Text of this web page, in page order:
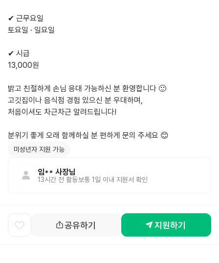
✔ 근무요일
토요일 · 일요일
✔ 시급
13,000원
밝고 친절하게 손님 응대 가능하신 분 환영합니다 🙂
고깃집이나 음식점 경험 있으신 분 우대하며,
처음이셔도 차근차근 알려드립니다!
분위기 좋게 오래 함께하실 분 편하게 문의 주세요 😊
미성년자 지원 가능
임** 사장님
13시간 전 활동보통 1일 이내 지원서 확인
공유하기 지원하기